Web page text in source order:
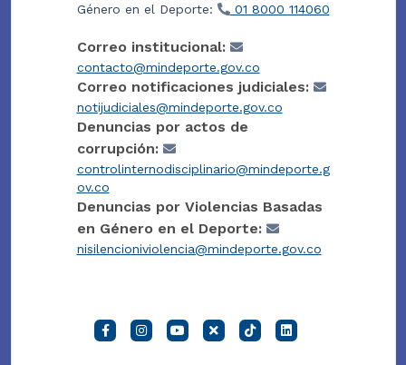
Género en el Deporte:
01 8000 114060
Correo institucional:
contacto@mindeporte.gov.co
Correo notificaciones judiciales:
notijudiciales@mindeporte.gov.co
Denuncias por actos de
corrupción:
controlinternodisciplinario@mindeporte.g
ov.co
Denuncias por Violencias Basadas
en Género en el Deporte:
nisilencioniviolencia@mindeporte.gov.co